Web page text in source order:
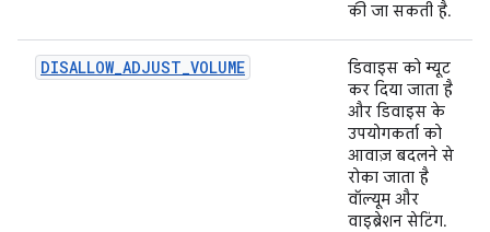
की जा सकती है.
DISALLOW_ADJUST_VOLUME
डिवाइस को म्यूट
कर दिया जाता है
और डिवाइस के
उपयोगकर्ता को
आवाज़ बदलने से
रोका जाता है
वॉल्यूम और
वाइब्रेशन सेटिंग.